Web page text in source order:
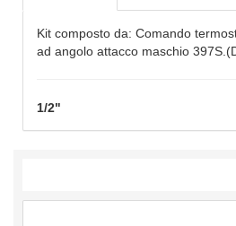
Kit composto da: Comando
ad angolo attacco maschio
1/2"